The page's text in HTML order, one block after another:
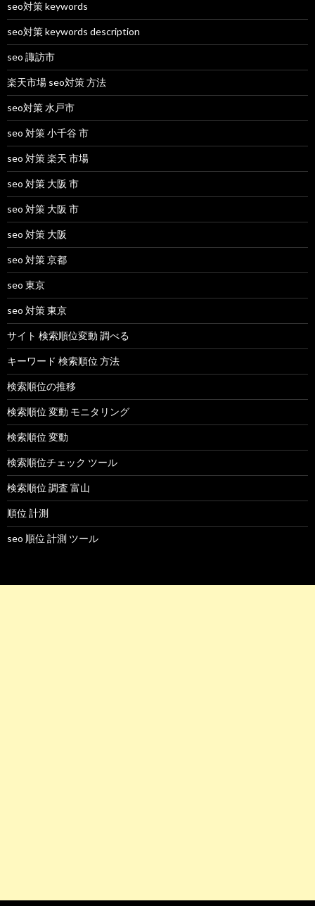
seo対策 keywords
seo対策 keywords description
seo 諏訪市
楽天市場 seo対策 方法
seo対策 水戸市
seo 対策 小千谷 市
seo 対策 楽天 市場
seo 対策 大阪 市
seo 対策 大阪 市
seo 対策 大阪
seo 対策 京都
seo 東京
seo 対策 東京
サイト 検索順位変動 調べる
キーワード 検索順位 方法
検索順位の推移
検索順位 変動 モニタリング
検索順位 変動
検索順位チェック ツール
検索順位 調査 富山
順位 計測
seo 順位 計測 ツール